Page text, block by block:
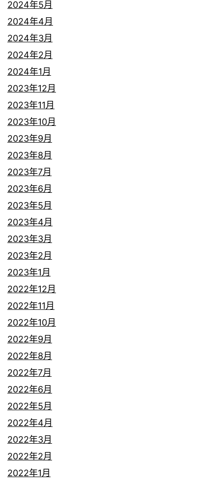
2024年5月
2024年4月
2024年3月
2024年2月
2024年1月
2023年12月
2023年11月
2023年10月
2023年9月
2023年8月
2023年7月
2023年6月
2023年5月
2023年4月
2023年3月
2023年2月
2023年1月
2022年12月
2022年11月
2022年10月
2022年9月
2022年8月
2022年7月
2022年6月
2022年5月
2022年4月
2022年3月
2022年2月
2022年1月